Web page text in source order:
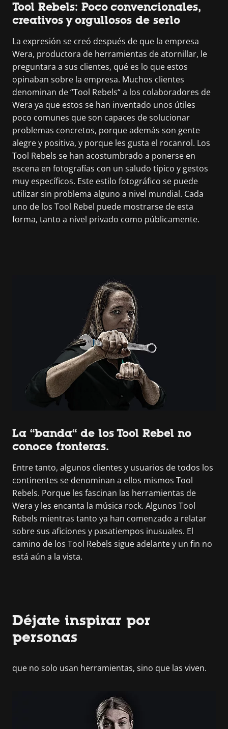
Tool Rebels: Poco convencionales,
creativos y orgullosos de serlo
La expresión se creó después de que la empresa
Wera, productora de herramientas de atornillar, le
preguntara a sus clientes, qué es lo que estos
opinaban sobre la empresa. Muchos clientes
denominan de “Tool Rebels“ a los colaboradores de
Wera ya que estos se han inventado unos útiles
poco comunes que son capaces de solucionar
problemas concretos, porque además son gente
alegre y positiva, y porque les gusta el rocanrol. Los
Tool Rebels se han acostumbrado a ponerse en
escena en fotografías con un saludo típico y gestos
muy específicos. Este estilo fotográfico se puede
utilizar sin problema alguno a nivel mundial. Cada
uno de los Tool Rebel puede mostrarse de esta
forma, tanto a nivel privado como públicamente.
La “banda“ de los Tool Rebel no
conoce fronteras.
Entre tanto, algunos clientes y usuarios de todos los
continentes se denominan a ellos mismos Tool
Rebels. Porque les fascinan las herramientas de
Wera y les encanta la música rock. Algunos Tool
Rebels mientras tanto ya han comenzado a relatar
sobre sus aficiones y pasatiempos inusuales. El
camino de los Tool Rebels sigue adelante y un fin no
está aún a la vista.
Déjate inspirar por
personas
que no solo usan herramientas, sino que las viven.